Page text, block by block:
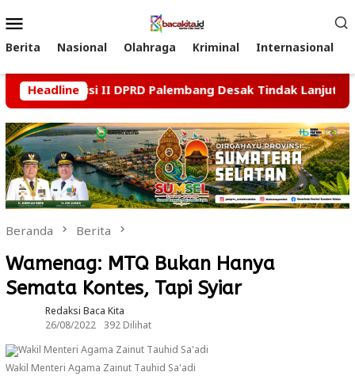
ke
kontenMobile
Berita Nasional Olahraga Kriminal Internasional
Headline
Komisi II DPRD Palembang Desak Tindak Lanjut Kasus
Beranda Berita
Wamenag: MTQ Bukan Hanya
Semata Kontes, Tapi Syiar
Redaksi Baca Kita
26/08/2022
392 Dilihat
Wakil Menteri Agama Zainut Tauhid Sa'adi